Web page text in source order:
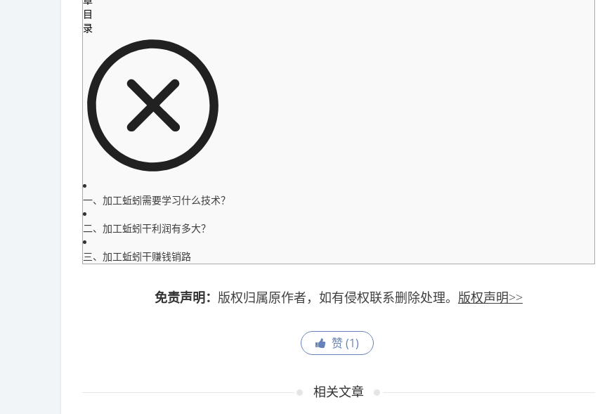
目
录
一、加工蚯蚓需要学习什么技术？
二、加工蚯蚓干利润有多大？
三、加工蚯蚓干赚钱销路
免责声明： 版权归属原作者，如有侵权联系删除处理。 版权声明>>
赞 (1)
相关文章